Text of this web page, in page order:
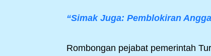
“Simak Juga: Pemblokiran
Rombongan pejabat pemerintah